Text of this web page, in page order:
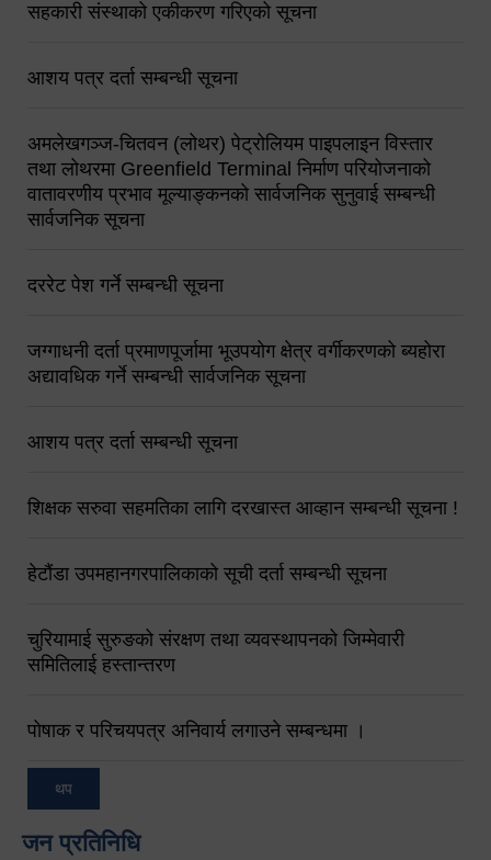
सहकारी संस्थाको एकीकरण गरिएको सूचना
आशय पत्र दर्ता सम्बन्धी सूचना
अमलेखगञ्ज-चितवन (लोथर) पेट्रोलियम पाइपलाइन विस्तार
तथा लोथरमा Greenfield Terminal निर्माण परियोजनाको
वातावरणीय प्रभाव मूल्याङ्कनको सार्वजनिक सुनुवाई सम्बन्धी
सार्वजनिक सूचना
दररेट पेश गर्ने सम्बन्धी सूचना
जग्गाधनी दर्ता प्रमाणपूर्जामा भूउपयोग क्षेत्र वर्गीकरणको ब्यहोरा
अद्यावधिक गर्ने सम्बन्धी सार्वजनिक सूचना
आशय पत्र दर्ता सम्बन्धी सूचना
शिक्षक सरुवा सहमतिका लागि दरखास्त आव्हान सम्बन्धी सूचना !
हेटौंडा उपमहानगरपालिकाको सूची दर्ता सम्बन्धी सूचना
चुरियामाई सुरुङको संरक्षण तथा व्यवस्थापनको जिम्मेवारी
समितिलाई हस्तान्तरण
पोषाक र परिचयपत्र अनिवार्य लगाउने सम्बन्धमा ।
थप
जन प्रतिनिधि